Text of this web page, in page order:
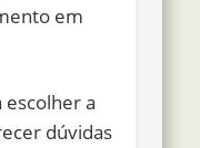
em
a
dúvidas